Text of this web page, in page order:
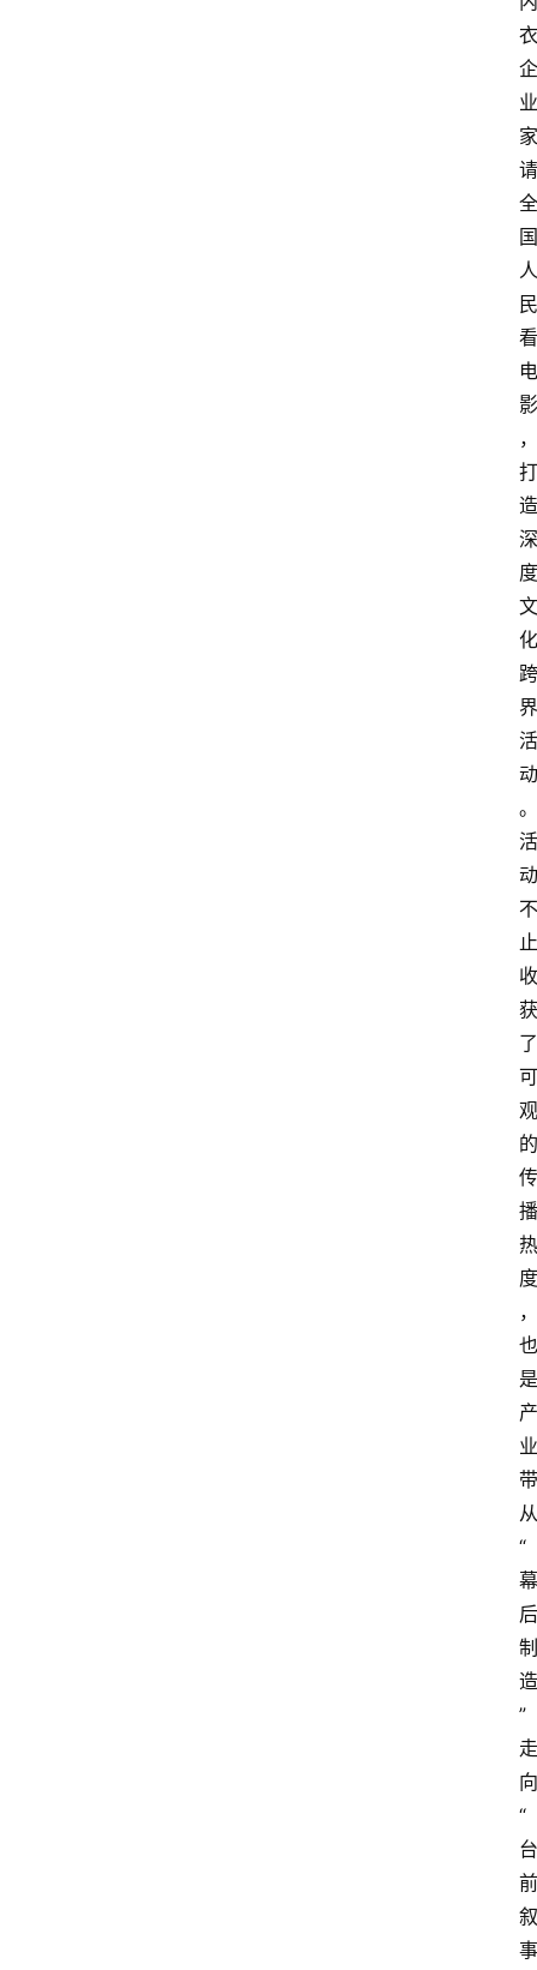
衣
企
业
家
请
全
国
人
民
看
电
影
，
打
造
深
度
文
化
跨
界
活
动
。
活
动
不
止
收
获
了
可
观
的
传
播
热
度
，
也
是
产
业
带
从
“
幕
后
制
造
”
走
向
“
台
前
叙
事